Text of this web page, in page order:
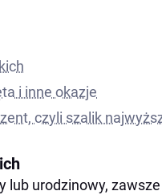
i inne okazje
czyli szalik
lub urodzinowy,